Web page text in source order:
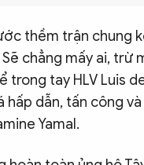
thềm trận chung
chẳng mấy ai,
trong tay HLV Luis
hấp dẫn, tấn công
Yamal.